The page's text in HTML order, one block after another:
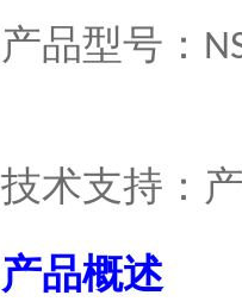
产品型号：
技术支持：
产品概述